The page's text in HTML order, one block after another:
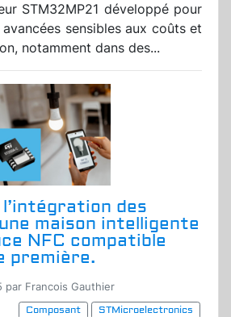
STM32MP21 développé pour
sensibles aux coûts et
notamment dans des...
des
maison intelligente
NFC compatible
première.
par Francois Gauthier
Composant
STMicroelectronics